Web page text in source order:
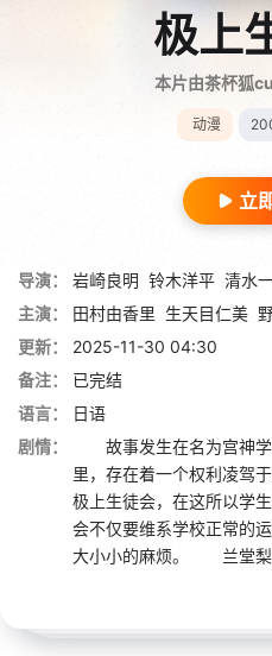
极上
本片由茶杯狐
动漫
立
导演： 岩崎良明 铃木洋平 清水
主演：
田村由香里 生天目仁美
更新：
2025-11-30 04:30
备注：
已完结
语言：
日语
剧情：
故事发生在名为宫神学
里，存在着一个权利凌驾
极上生徒会，在这所以学
会不仅要维系学校正常的
大小小的麻烦。 兰堂梨